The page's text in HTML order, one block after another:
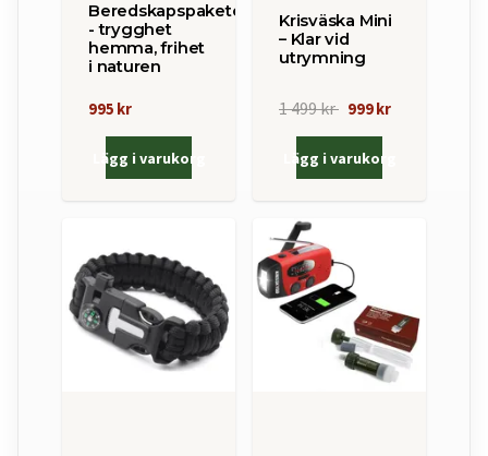
Beredskapspaketet
- trygghet
hemma, frihet
i naturen
995 kr
Lägg i varukorg
Krisväska Mini
– Klar vid
utrymning
1 499 kr 999 kr
Lägg i varukorg